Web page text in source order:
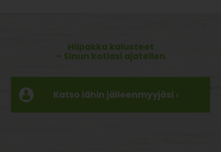
Hiipakka kalusteet
- Sinun kotiasi ajatellen
Katso lähin jälleenmyyjäsi ›